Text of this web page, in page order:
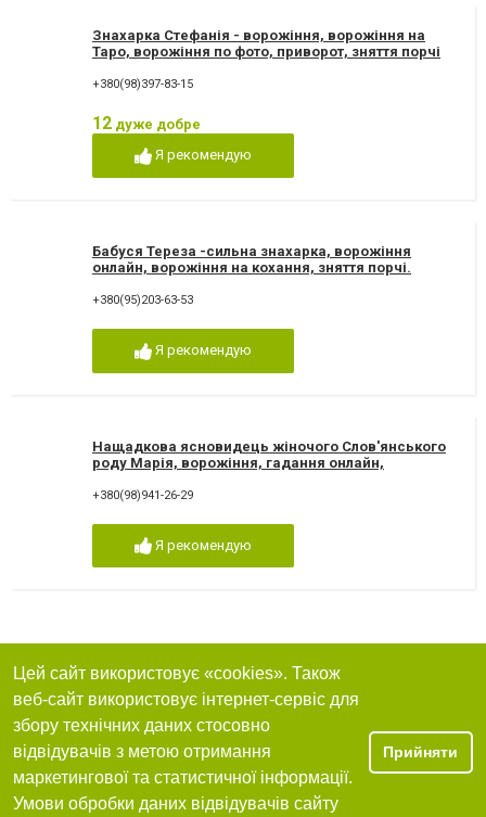
Знахарка Стефанія - ворожіння, ворожіння на
Таро, ворожіння по фото, приворот, зняття порчі
+380(98)397-83-15
12 дуже добре
Я рекомендую
Бабуся Тереза -сильна знахарка, ворожіння
онлайн, ворожіння на кохання, зняття порчі.
+380(95)203-63-53
Я рекомендую
Нащадкова ясновидець жіночого Слов'янського
роду Марія, ворожіння, гадання онлайн,
+380(98)941-26-29
Я рекомендую
Цей сайт використовує «cookies». Також
веб-сайт використовує інтернет-сервіс для
збору технічних даних стосовно
відвідувачів з метою отримання
маркетингової та статистичної інформації.
Умови обробки даних відвідувачів сайту
Прийняти